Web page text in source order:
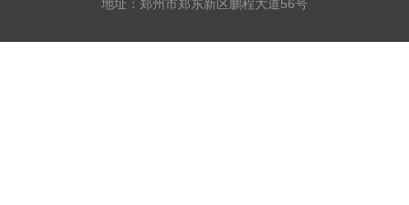
地址：郑州市郑东新区鹏程大道56号